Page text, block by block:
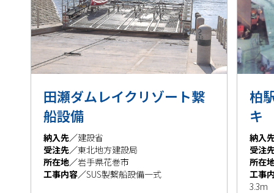
田瀬ダムレイクリゾート繋
船設備
納入先／建設省
受注先／東北地方建設局
所在地／岩手県花巻市
工事内容／SUS製繋船設備一式
柏
キ
納入
受注
所在
工事
3.3m